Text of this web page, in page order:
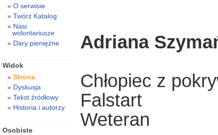
Adriana
Chłopiec z
Falstart
Weteran
O serwisie
Twórz Katalog
Nasi
wolontariusze
Dary pieniężne
Widok
Strona
Dyskusja
Tekst źródłowy
Historia i autorzy
Osobiste